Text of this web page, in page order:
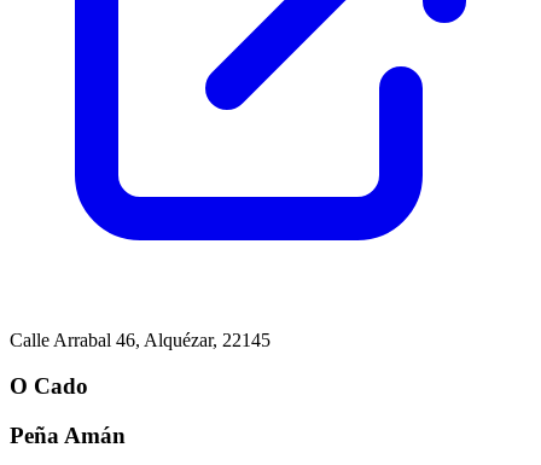
Calle Arrabal 46, Alquézar, 22145
O Cado
Peña Amán